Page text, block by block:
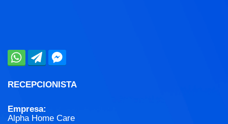
RECEPCIONISTA
Empresa:
Alpha Home Care